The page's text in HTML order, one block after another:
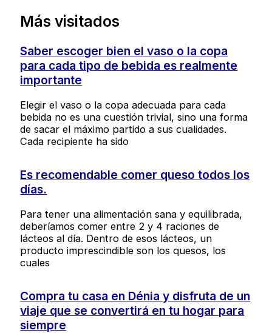
Más visitados
Saber escoger bien el vaso o la copa
para cada tipo de bebida es realmente
importante
Elegir el vaso o la copa adecuada para cada
bebida no es una cuestión trivial, sino una forma
de sacar el máximo partido a sus cualidades.
Cada recipiente ha sido
Es recomendable comer queso todos los
días.
Para tener una alimentación sana y equilibrada,
deberíamos comer entre 2 y 4 raciones de
lácteos al día. Dentro de esos lácteos, un
producto imprescindible son los quesos, los
cuales
Compra tu casa en Dénia y disfruta de un
viaje que se convertirá en tu hogar para
siempre